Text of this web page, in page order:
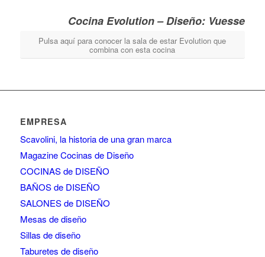
Cocina Evolution – Diseño: Vuesse
Pulsa aquí para conocer la sala de estar Evolution que
combina con esta cocina
EMPRESA
Scavolini, la historia de una gran marca
Magazine Cocinas de Diseño
COCINAS de DISEÑO
BAÑOS de DISEÑO
SALONES de DISEÑO
Mesas de diseño
Sillas de diseño
Taburetes de diseño